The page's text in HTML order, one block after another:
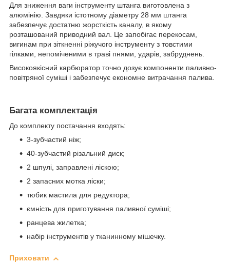
Для зниження ваги інструменту штанга виготовлена з
алюмінію. Завдяки істотному діаметру 28 мм штанга
забезпечує достатню жорсткість каналу, в якому
розташований приводний вал. Це запобігає перекосам,
вигинам при зіткненні ріжучого інструменту з товстими
гілками, непоміченими в траві пнями, ударів, забруднень.
Високоякісний карбюратор точно дозує компоненти паливно-
повітряної суміші і забезпечує економне витрачання палива.
Багата комплектація
До комплекту постачання входять:
3-зубчастий ніж;
40-зубчастий різальний диск;
2 шпулі, заправлені ліскою;
2 запасних мотка ліски;
тюбик мастила для редуктора;
ємність для приготування паливної суміші;
ранцева жилетка;
набір інструментів у тканинному мішечку.
Приховати